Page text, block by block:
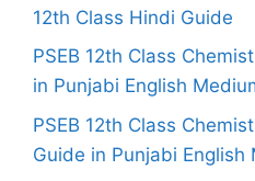
12th Class Hindi Guide
PSEB 12th Class
in Punjabi English
PSEB 12th Class
Guide in Punjabi English